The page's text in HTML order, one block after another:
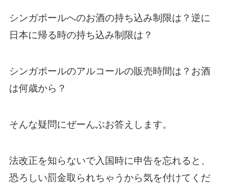
シンガポールへのお酒の持ち込み制限は？逆に
日本に帰る時の持ち込み制限は？
シンガポールのアルコールの販売時間は？お酒
は何歳から？
そんな疑問にぜーんぶお答えします。
法改正を知らないで入国時に申告を忘れると、
恐ろしい罰金取られちゃうから気を付けてくだ